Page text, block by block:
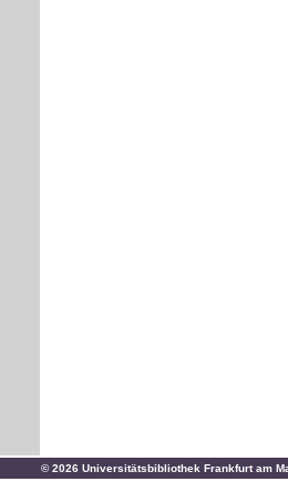
© 2026 Universitätsbibliothek Frankfurt am